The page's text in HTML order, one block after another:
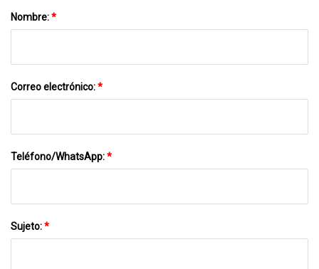
Nombre:*
Correo electrónico:*
Teléfono/WhatsApp:*
Sujeto:*